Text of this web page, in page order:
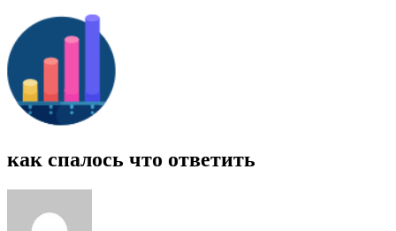
как спалось что ответить